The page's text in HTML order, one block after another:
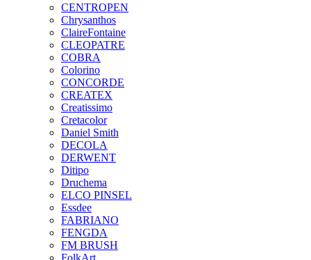
CENTROPEN
Chrysanthos
ClaireFontaine
CLEOPATRE
COBRA
Colorino
CONCORDE
CREATEX
Creatissimo
Cretacolor
Daniel Smith
DECOLA
DERWENT
Ditipo
Druchema
ELCO PINSEL
Essdee
FABRIANO
FENGDA
FM BRUSH
FolkArt